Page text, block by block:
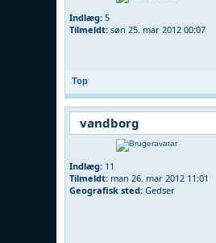
Indlæg: 5
Tilmeldt: søn 25. mar 2012 00:07
Top
vandborg
Indlæg: 11
Tilmeldt: man 26. mar 2012 11:01
Geografisk sted: Gedser